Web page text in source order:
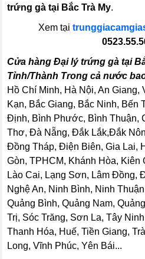
trứng gà tại Bắc Trà My.
Xem tại
Cửa hàng Đại lý trứng gà tại
Tỉnh/Thành Trong cả nước
Hồ Chí Minh, Hà Nội, An Giang,
Kạn, Bắc Giang, Bắc Ninh, Bến
Định, Bình Phước, Bình Thuận,
Thơ, Đà Nẵng, Đắk Lắk,Đắk
Đồng Tháp, Điện Biên, Gia Lai,
Gòn, TPHCM, Khánh Hòa, Kiên
Lào Cai, Lạng Sơn, Lâm Đồng,
Nghệ An, Ninh Bình, Ninh
Quảng Bình, Quảng Nam,
Trị, Sóc Trăng, Sơn La, Tây
Thanh Hóa, Huế, Tiền Giang,
Long, Vĩnh Phúc, Yên Bái...